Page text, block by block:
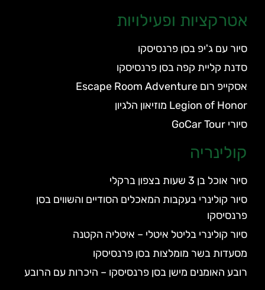
אטרקציות ופעילויות
סיור עם ג'יפ בסן פרנסיסקו
סדנת קליית קפה בסן פרנסיסקו
אסקייפ רום Escape Room Adventure
Legion of Honor מוזיאון הלגיון
סיורי GoCar Tour
קולינריה
סיור אוכל בן 3 שעות בצפון ברקלי
סיור קולינרי בעקבות המאכלים הסודיים והשווים בסן
פרנסיסקו
סיור קולינרי בליטל איטלי – איטליה הקטנה
מסעדות בשר מומלצות בסן פרנסיסקו
רובע האומנים מישן בסן פרנסיסקו – היכרות עם הרובע